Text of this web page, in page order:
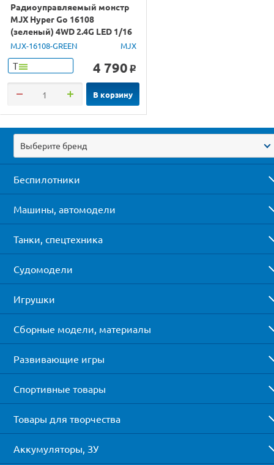
Радиоуправляемый монстр
MJX Hyper Go 16108
(зеленый) 4WD 2.4G LED 1/16
RTR
MJX-16108-GREEN MJX
Т 4 790 o
В корзину
Выберите бренд
Беспилотники
Машины, автомодели
Танки, спецтехника
Судомодели
Игрушки
Сборные модели, материалы
Развивающие игры
Спортивные товары
Товары для творчества
Аккумуляторы, ЗУ